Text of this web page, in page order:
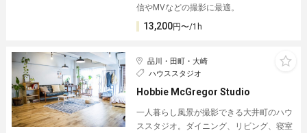
信やMVなどの撮影に最適。
13,200円〜/1h
品川・田町・大崎
ハウススタジオ
Hobbie McGregor Studio
一人暮らし風景が撮影できる大井町のハウ
ススタジオ。ダイニング、リビング、寝室